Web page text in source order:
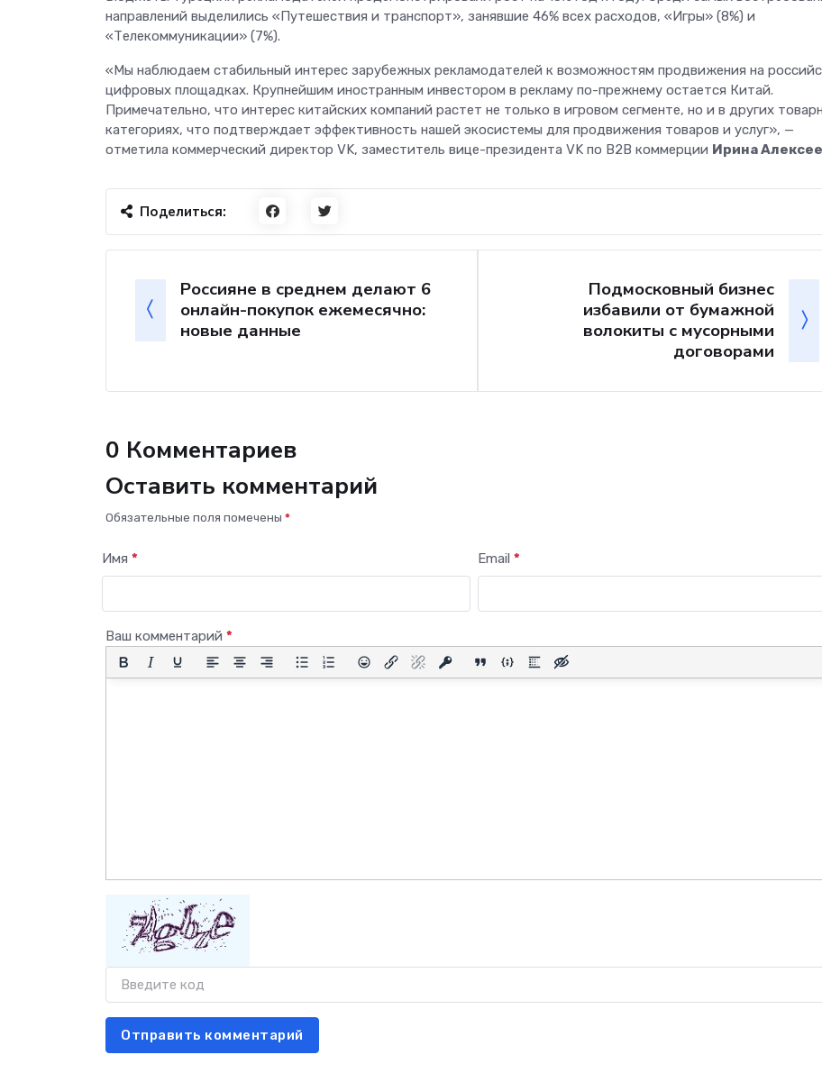
направлений выделились «Путешествия и транспорт», занявшие 46% всех расходов, «Игры» (8%) и
«Телекоммуникации» (7%).
«Мы наблюдаем стабильный интерес зарубежных рекламодателей к возможностям продвижения на
цифровых площадках. Крупнейшим иностранным инвестором в рекламу по-прежнему остается Китай.
Примечательно, что интерес китайских компаний растет не только в игровом сегменте, но и в других
категориях, что подтверждает эффективность нашей экосистемы для продвижения товаров и услуг», —
отметила коммерческий директор VK, заместитель вице-президента VK по B2B коммерции Ирина
Поделиться:
Россияне в среднем делают 6
онлайн-покупок ежемесячно:
новые данные
Подмосковный бизнес
избавили от бумажной
волокиты с мусорными
договорами
0 Комментариев
Оставить комментарий
Обязательные поля помечены *
Имя * Email *
Ваш комментарий *
Отправить комментарий
на вокзалах: